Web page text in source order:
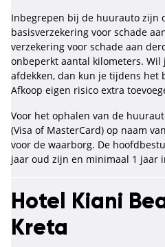
Inbegrepen bij de huurauto zijn
basisverzekering voor schade
verzekering voor schade aan
onbeperkt aantal kilometers.
afdekken, dan kun je tijdens het
Afkoop eigen risico extra
Voor het ophalen van de
(Visa of MasterCard) op naam
voor de waarborg. De
jaar oud zijn en minimaal 1 jaar
Hotel Kiani
Kreta